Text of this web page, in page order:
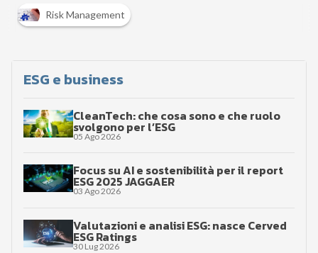
Risk Management
ESG e business
CleanTech: che cosa sono e che ruolo
svolgono per l’ESG
05 Ago 2026
Focus su AI e sostenibilità per il report
ESG 2025 JAGGAER
03 Ago 2026
Valutazioni e analisi ESG: nasce Cerved
ESG Ratings
30 Lug 2026